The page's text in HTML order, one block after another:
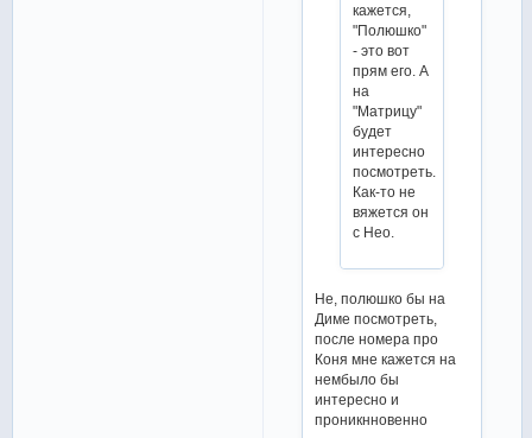
кажется,
"Полюшко"
- это вот
прям его. А
на
"Матрицу"
будет
интересно
посмотреть.
Как-то не
вяжется он
с Нео.
Не, полюшко бы на
Диме посмотреть,
после номера про
Коня мне кажется на
нембыло бы
интересно и
проникнновенно